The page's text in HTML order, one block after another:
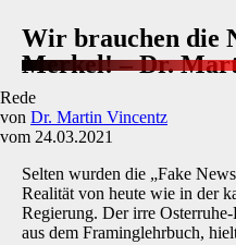
Wir brauchen die
Merkel! – Dr.
Rede
von Dr. Martin Vincentz
vom 24.03.2021
Selten wurden die „Fake
Realität von heute wie in der
Regierung. Der irre
aus dem Framinglehrbuch,